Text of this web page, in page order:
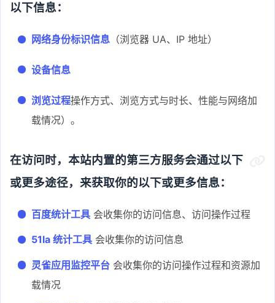
以下信息：
网络身份标识信息 （浏览器 UA、IP 地址）
设备信息
浏览过程操作方式、浏览方式与时长、性能与网络加
载情况）。
在访问时，本站内置的第三方服务会通过以下
或更多途径，来获取你的以下或更多信息：
百度统计工具 会收集你的访问信息、访问操作过程
51la 统计工具 会收集你的访问信息
灵雀应用监控平台 会收集你的访问操作过程和资源加
载情况